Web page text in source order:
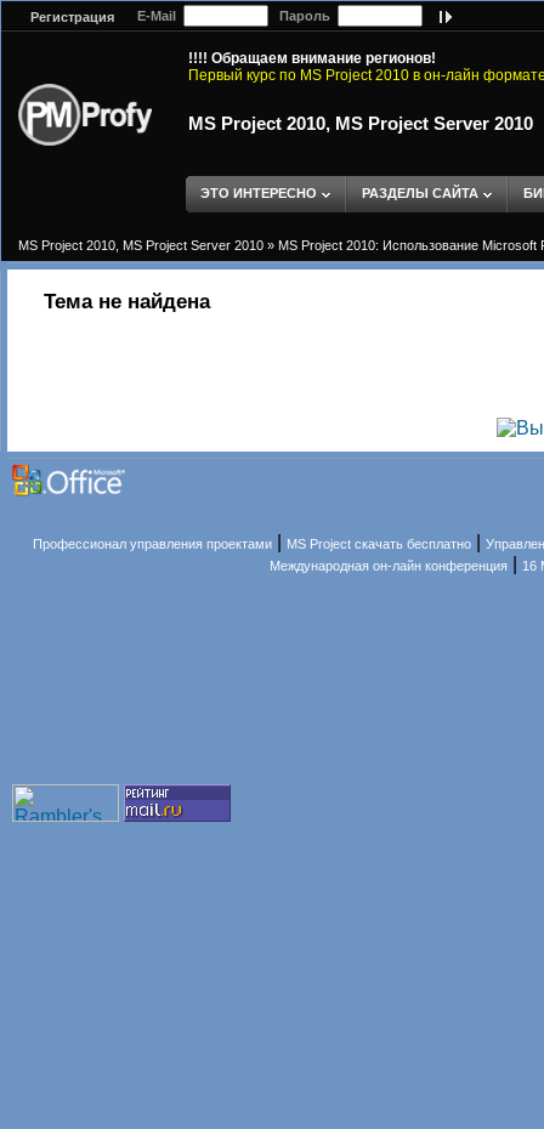
Регистрация E-Mail Пароль
!!!! Обращаем внимание регионов!
Первый курс по MS Project 2010 в он-лайн
MS Project 2010, MS Project Server 2010
ЭТО ИНТЕРЕСНО РАЗДЕЛЫ САЙТА
MS Project 2010, MS Project Server 2010 » MS Project 2010: Использование Microsoft
Тема не найдена
Профессионал управления проектами MS Project скачать бесплатно |
Международная он-лайн конференция
16